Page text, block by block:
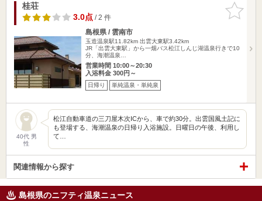
お気に入
りに追加
桂荘
3.0点/ 2 件
島根県 / 雲南市
玉造温泉駅11.82km 出雲大東駅3.42km
JR「出雲大東駅」から一畑バス松江しんじ湖温泉行きで10
分、海潮温泉…
営業時間 10:00～20:30
入浴料金 300円～
日帰り 単純温泉・単純泉
40代 男
性
松江自動車道の三刀屋木次ICから、車で約30分。出雲国風土記に
も登場する、海潮温泉の日帰り入浴施設。日曜日の午後、利用し
て…
関連情報から探す
島根県のニフティ温泉ニュース